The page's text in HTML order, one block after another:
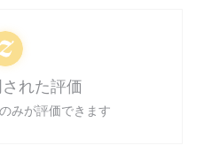
れた評価
みが評価できます